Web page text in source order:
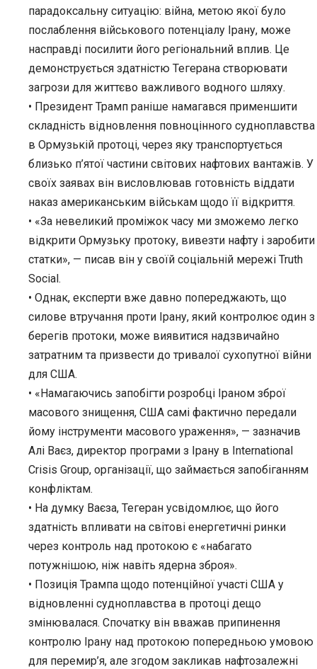
парадоксальну ситуацію: війна, метою якої було
послаблення військового потенціалу Ірану, може
насправді посилити його регіональний вплив. Це
демонструється здатністю Тегерана створювати
загрози для життєво важливого водного шляху.
• Президент Трамп раніше намагався применшити
складність відновлення повноцінного судноплавства
в Ормузькій протоці, через яку транспортується
близько п’ятої частини світових нафтових вантажів. У
своїх заявах він висловлював готовність віддати
наказ американським військам щодо її відкриття.
• «За невеликий проміжок часу ми зможемо легко
відкрити Ормузьку протоку, вивезти нафту і заробити
статки», — писав він у своїй соціальній мережі Truth
Social.
• Однак, експерти вже давно попереджають, що
силове втручання проти Ірану, який контролює один з
берегів протоки, може виявитися надзвичайно
затратним та призвести до тривалої сухопутної війни
для США.
• «Намагаючись запобігти розробці Іраном зброї
масового знищення, США самі фактично передали
йому інструменти масового ураження», — зазначив
Алі Ваєз, директор програми з Ірану в International
Crisis Group, організації, що займається запобіганням
конфліктам.
• На думку Ваєза, Тегеран усвідомлює, що його
здатність впливати на світові енергетичні ринки
через контроль над протокою є «набагато
потужнішою, ніж навіть ядерна зброя».
• Позиція Трампа щодо потенційної участі США у
відновленні судноплавства в протоці дещо
змінювалася. Спочатку він вважав припинення
контролю Ірану над протокою попередньою умовою
для перемир’я, але згодом закликав нафтозалежні